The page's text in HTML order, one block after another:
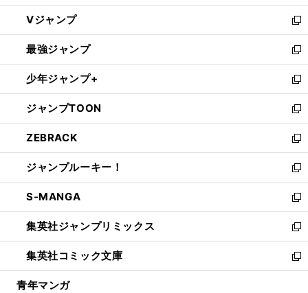
ウ
ィ
ン
ド
ウ
で
開
く
し
い
ウ
ィ
ン
ド
ウ
で
開
く
Vジャンプ
新
し
い
ウ
ィ
ン
ド
ウ
で
開
く
最強ジャンプ
新
し
い
ウ
ィ
ン
ド
ウ
で
開
く
少年ジャンプ+
新
し
い
ウ
ィ
ン
ド
ウ
で
開
く
ジャンプTOON
新
し
い
ウ
ィ
ン
ド
ウ
で
開
く
ZEBRACK
新
し
い
ウ
ィ
ン
ド
ウ
で
開
ジャンプルーキー！
新
し
い
ウ
ィ
ン
ド
ウ
S-MANGA
新
し
い
ウ
ィ
ン
集英社ジャンプリミックス
新
し
い
ウ
集英社コミック文庫
新
し
青年マンガ